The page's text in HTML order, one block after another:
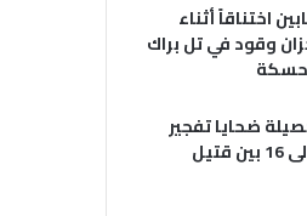
اختناقاً أثناء
وقود في تل براك
ضحايا تفجير
جرمانا إلى 16 بين قتيل